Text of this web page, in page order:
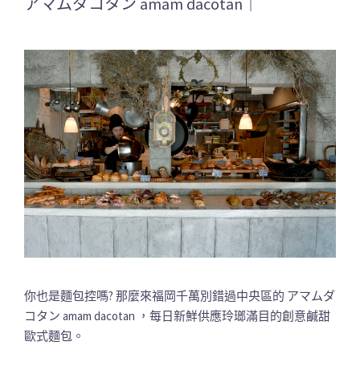
你也是麵包控嗎? 那麼來福岡千萬別錯過中央區的 アマムダ
コタン amam dacotan ，每日新鮮供應玲瑯滿目的創意鹹甜
歐式麵包。